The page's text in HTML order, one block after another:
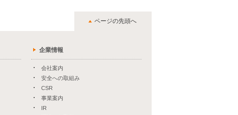
ページの先頭へ
企業情報
会社案内
安全への取組み
CSR
事業案内
IR